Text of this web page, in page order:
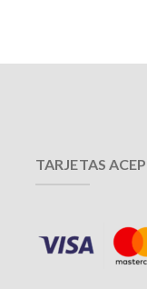
TARJETAS